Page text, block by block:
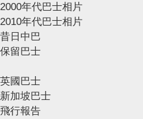
2000年代巴士相片
2010年代巴士相片
昔日中巴
保留巴士
英國巴士
新加坡巴士
飛行報告